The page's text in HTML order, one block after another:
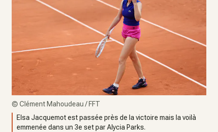
© Clément Mahoudeau / FFT
Elsa Jacquemot est passée près de la victoire mais la voilà
emmenée dans un 3e set par Alycia Parks.